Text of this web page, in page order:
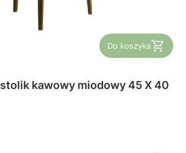
Do koszyka
TINE K HOME- stolik kawowy miodowy 45 X 40